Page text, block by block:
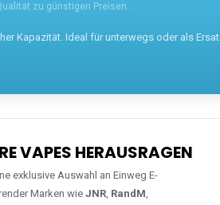
zu günstigen Preisen.
Kapazität. Ideal für unterwegs oder als
VAPES HERAUSRAGEN
exklusive Auswahl an Einweg E-
Marken wie JNR, RandM,